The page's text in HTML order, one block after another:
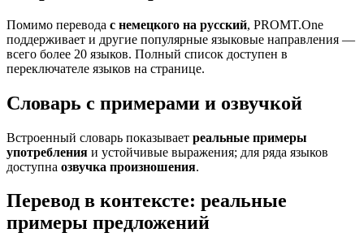
Помимо перевода с немецкого на русский, PROMT.One
поддерживает и другие популярные языковые направления —
всего более 20 языков. Полный список доступен в
переключателе языков на странице.
Словарь с примерами и озвучкой
Встроенный словарь показывает реальные примеры
употребления и устойчивые выражения; для ряда языков
доступна озвучка произношения.
Перевод в контексте: реальные
примеры предложений